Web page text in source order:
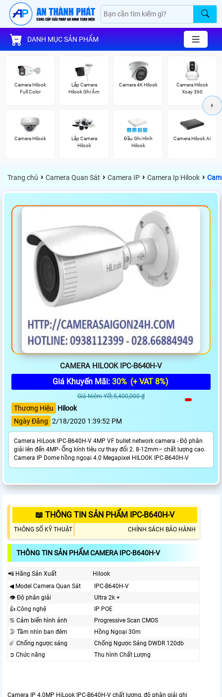
DANH MỤC SẢN PHẨM
Camera Hilook
Full Color
Lắp Camera
Hilook Ghi Âm
Camera 4K Hilook
Camera Hilook
Xoay 360
Camera Hilook
Lắp Camera
Hilook
Đầu Ghi Hình
Hilook
Camera Hilook Ai
Trang chủ › Camera Quan Sát › Camera IP › Camera Ip Hilook ›
CAMERA HILOOK IPC-B640H-V
Giá Khuyến Mãi: 30% (+ VAT 8%)
Giá Niêm Yết:5,400,000 ₫
Thương Hiệu
Hilook
Ngày Đăng 2/18/2020 1:39:52 PM
Camera HiLook IPC-B640H-V 4MP VF bullet network camera - Độ phân
giải lên đến 4MP- Ống kính tiêu cự thay đổi 2. 8-12mm– chất lượng cao.
Camera IP Dome hồng ngoại 4.0 Megapixel HILOOK IPC-B640H-V
📖 THÔNG TIN SẢN PHẨM IPC-B640H-V
THÔNG SỐ KỸ THUẬT CHÍNH SÁCH BẢO HÀNH
THÔNG TIN SẢN PHẨM CAMERA IPC-B640H-V
📲 Hãng Sản Xuất
Hilook
◀ Model Camera Quan Sát
IPC-B640H-V
👁 Độ phân giải
Ultra 2k +
👍 Công nghệ
IP POE
♋ Cảm biến hình ảnh
Progressive Scan CMOS
🌛 Tầm nhìn ban đêm
Hồng Ngoại 30m
☄️ Chống ngược sáng
Chống Ngược Sáng DWDR 120db
➲ Chức năng
Thu hình Chất Lượng
Camera IP 4.0MP HiLook IPC-B640H-V chất lượng, độ phân giải ghi